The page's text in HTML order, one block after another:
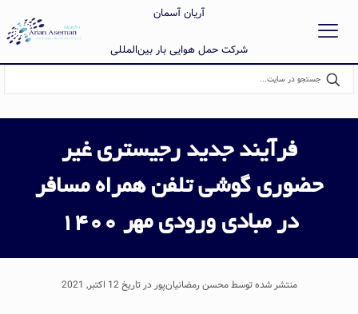
آریان آسمان
شرکت حمل هوایی بار بین‌المللی
فرآیند جدید رجیستری غیر
حضوری گوشی تلفن همراه مسافر
در مبادی ورودی مهر 1400
منتشر شده توسط محسن رمضانیان‌پور در تاریخ 12 اکتبر, 2021